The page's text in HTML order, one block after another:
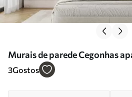
Murais de parede Cegonhas
u67508
3Gostos